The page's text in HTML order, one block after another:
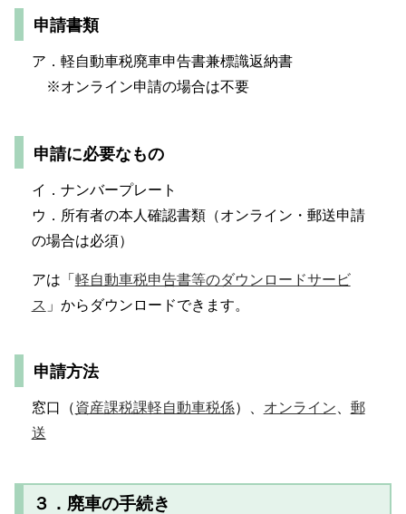
申請書類
ア．軽自動車税廃車申告書兼標識返納書
※オンライン申請の場合は不要
申請に必要なもの
イ．ナンバープレート
ウ．所有者の本人確認書類（オンライン・郵送申請
の場合は必須）
アは「 軽自動車税申告書等のダウンロードサービ
ス 」からダウンロードできます。
申請方法
窓口（資産課税課軽自動車税係）、 オンライン
郵
送
３．廃車の手続き